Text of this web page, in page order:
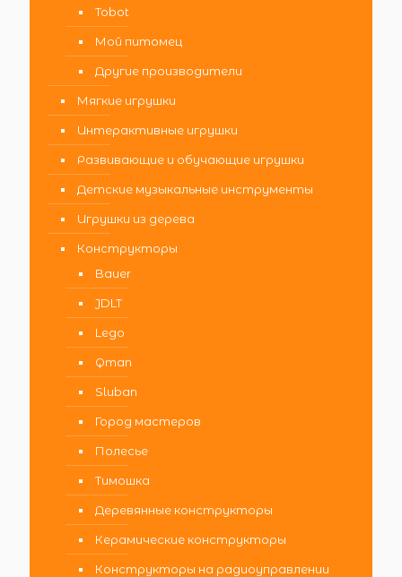
Tobot
Мой питомец
Другие производители
Мягкие игрушки
Интерактивные игрушки
Развивающие и обучающие игрушки
Детские музыкальные инструменты
Игрушки из дерева
Конструкторы
Bauer
JDLT
Lego
Qman
Sluban
Город мастеров
Полесье
Тимошка
Деревянные конструкторы
Керамические конструкторы
Конструкторы на радиоуправлении